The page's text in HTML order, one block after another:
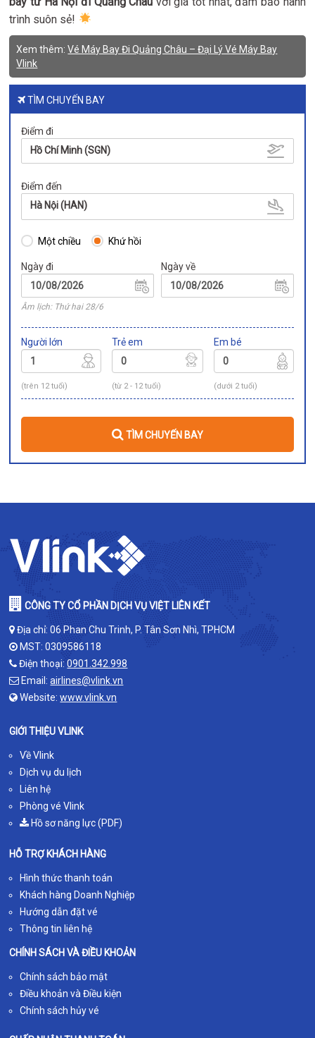
trình suôn sẻ!
Xem thêm:Vé Máy Bay Đi Quảng Châu – Đại Lý Vé Máy Bay
Vlink
TÌM CHUYẾN BAY
Điểm đi
Hồ Chí Minh (SGN)
Điểm đến
Hà Nội (HAN)
Một chiều Khứ hồi
Ngày đi
Âm lịch: Thứ hai 28/6
Ngày về
Người lớn
(trên 12 tuổi)
Trẻ em
(từ 2 - 12 tuổi)
Em bé
(dưới 2 tuổi)
TÌM CHUYẾN BAY
CÔNG TY CỔ PHẦN DỊCH VỤ VIỆT LIÊN KẾT
Địa chỉ: 06 Phan Chu Trinh, P. Tân Sơn Nhì, TPHCM
MST: 0309586118
Điện thoại:0901.342.998
Email:airlines@vlink.vn
Website:www.vlink.vn
GIỚI THIỆU VLINK
Về Vlink
Dịch vụ du lịch
Liên hệ
Phòng vé Vlink
Hồ sơ năng lực (PDF)
HỖ TRỢ KHÁCH HÀNG
Hình thức thanh toán
Khách hàng Doanh Nghiệp
Hướng dẫn đặt vé
Thông tin liên hệ
CHÍNH SÁCH VÀ ĐIỀU KHOẢN
Chính sách bảo mật
Điều khoản và Điều kiện
Chính sách hủy vé